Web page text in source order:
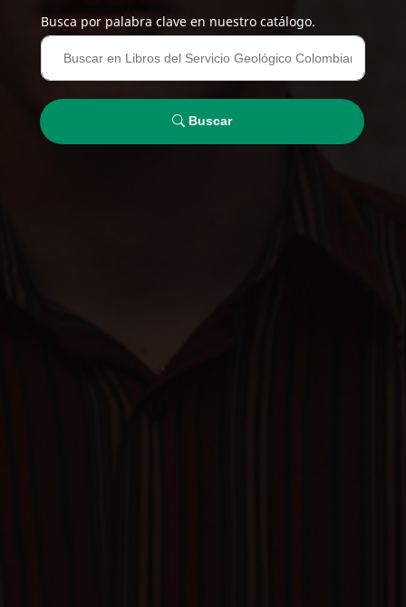
Busca por palabra clave en nuestro catálogo.
Buscar